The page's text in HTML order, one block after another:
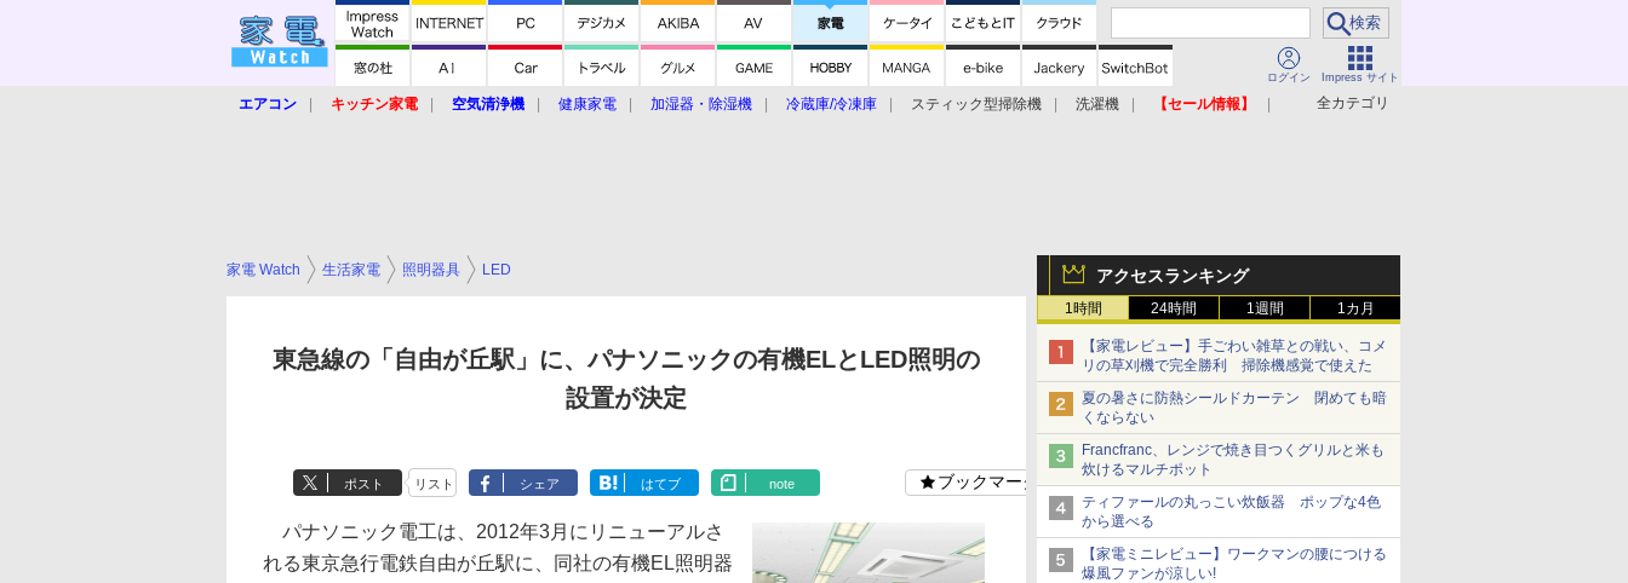
ログイン Impress サイト
全カテゴリ
エアコン キッチン家電 空気清浄機 健康家電 加湿器・除湿機 冷蔵庫/冷凍庫 スティック型掃除機 洗濯機
【セール情報】
アクセスランキング
1時間 24時間 1週間 1カ月
【家電レビュー】手ごわい雑草との戦い、コメ
リの草刈機で完全勝利 掃除機感覚で使えた
夏の暑さに防熱シールドカーテン 閉めても暗
くならない
Francfranc、レンジで焼き目つくグリルと米も
炊けるマルチポット
ティファールの丸っこい炊飯器 ポップな4色
から選べる
【家電ミニレビュー】ワークマンの腰につける
爆風ファンが涼しい!
家電 Watch 生活家電 照明器具 LED
東急線の「自由が丘駅」に、パナソニックの有機ELとLED照明の
設置が決定
ポスト リスト シェア はてブ note ブックマーク
パナソニック電工は、2012年3月にリニューアルさ
れる東京急行電鉄自由が丘駅に、同社の有機EL照明器